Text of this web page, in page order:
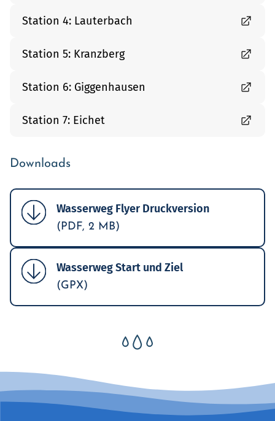
Station 4: Lauterbach
Station 5: Kranzberg
Station 6: Giggenhausen
Station 7: Eichet
Downloads
Wasserweg Flyer Druckversion
(PDF, 2 MB)
Wasserweg Start und Ziel
(GPX)